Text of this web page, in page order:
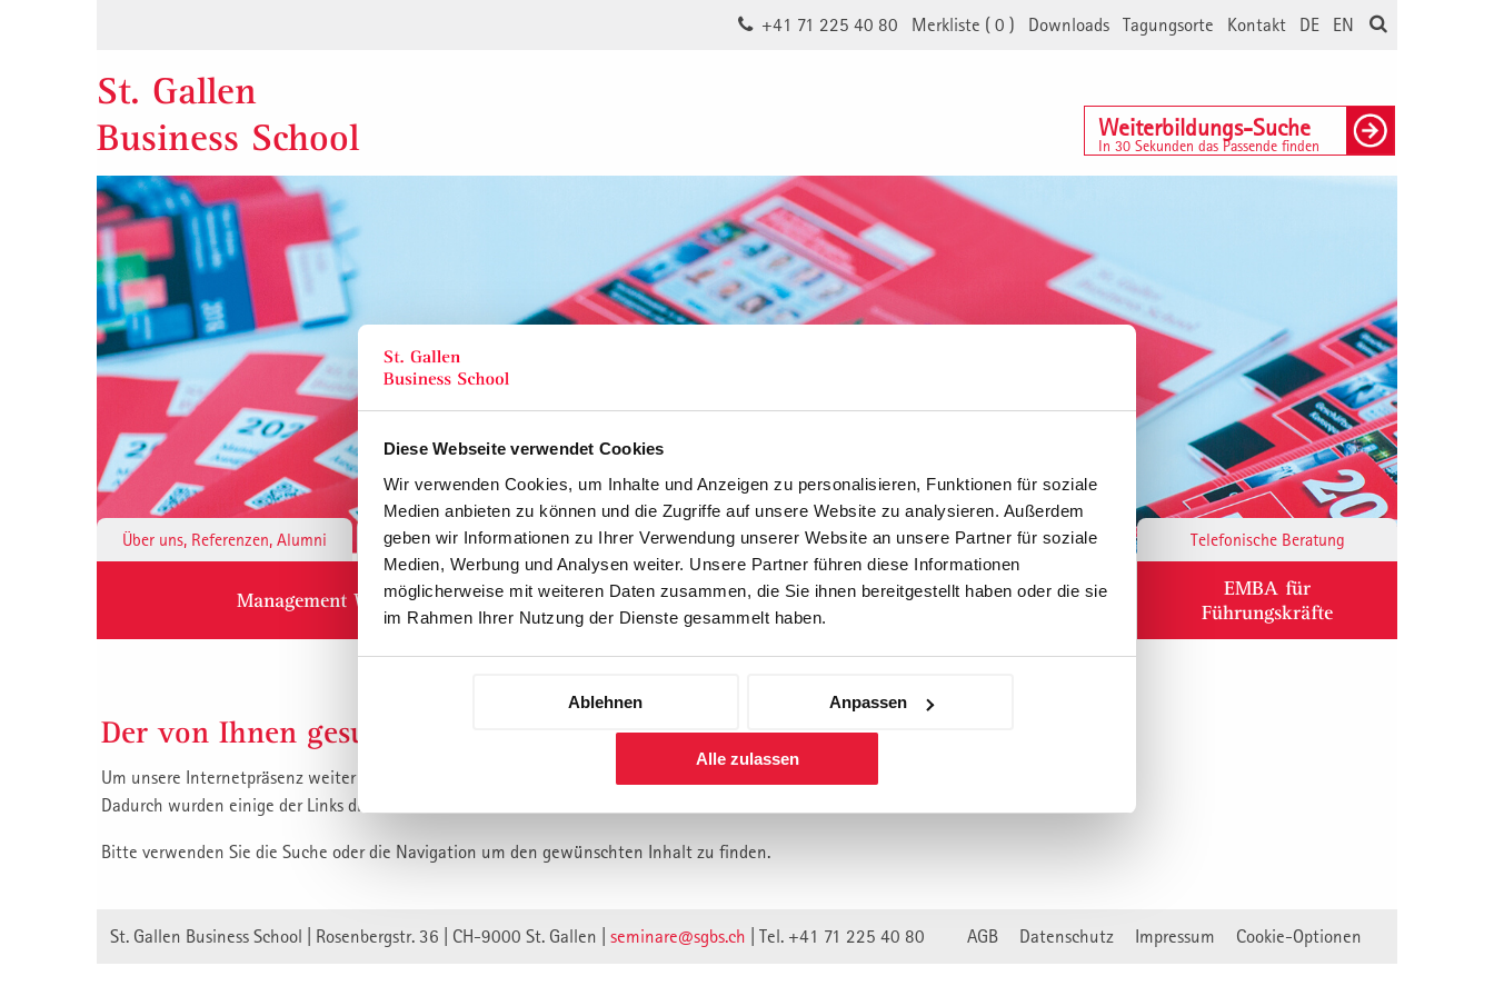
Diese Webseite verwendet Cookies
Wir verwenden Cookies, um Inhalte und Anzeigen zu personalisieren, Funktionen für soziale
Medien anbieten zu können und die Zugriffe auf unsere Website zu analysieren. Außerdem
geben wir Informationen zu Ihrer Verwendung unserer Website an unsere Partner für soziale
Medien, Werbung und Analysen weiter. Unsere Partner führen diese Informationen
möglicherweise mit weiteren Daten zusammen, die Sie ihnen bereitgestellt haben oder die sie
im Rahmen Ihrer Nutzung der Dienste gesammelt haben.
Ablehnen Anpassen
Alle zulassen
EN
DE
Kontakt
Tagungsorte
Downloads
Merkliste (0 )
+41 71 225 40 80
St. Gallen
Business School
Weiterbildungs-Suche
In 30 Sekunden das Passende finden
Über uns, Referenzen, Alumni Institute & Forschung Inhouse, Consulting Corporate Responsibility Telefonische Beratung
Management Weiterbildung
Berufsbegleitendes Praxisstudium
für Führungskräfte
EMBA für
Führungskräfte
Der von Ihnen gesuchte Inhalt ist vermutlich umgezogen.
Um unsere Internetpräsenz weiter zu verbessern, haben wir unsere Webseite auf eine neue technische Basis gestellt.
Dadurch wurden einige der Links die auf unsere Inhalte verweisen unwirksam.
Bitte verwenden Sie die Suche oder die Navigation um den gewünschten Inhalt zu finden.
St. Gallen Business School | Rosenbergstr. 36 | CH-9000 St. Gallen | seminare@sgbs.ch Tel. +41 71 225 40 80 AGB Datenschutz Impressum Cookie-Optionen